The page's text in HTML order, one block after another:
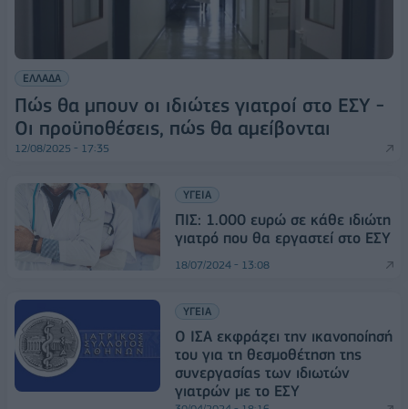
ΕΛΛΑΔΑ
Πώς θα μπουν οι ιδιώτες γιατροί στο ΕΣΥ -
Οι προϋποθέσεις, πώς θα αμείβονται
12/08/2025 - 17:35
ΥΓΕΙΑ
ΠΙΣ: 1.000 ευρώ σε κάθε ιδιώτη
γιατρό που θα εργαστεί στο ΕΣΥ
18/07/2024 - 13:08
ΥΓΕΙΑ
Ο ΙΣΑ εκφράζει την ικανοποίησή
του για τη θεσμοθέτηση της
συνεργασίας των ιδιωτών
γιατρών με το ΕΣΥ